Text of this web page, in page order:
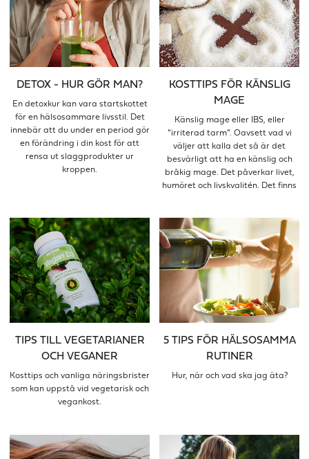
DETOX - HUR GÖR MAN?
En detoxkur kan vara startskottet
för en hälsosammare livsstil. Det
innebär att du under en period gör
en förändring i din kost för att
rensa ut slaggprodukter ur
kroppen.
KOSTTIPS FÖR KÄNSLIG
MAGE
Känslig mage eller IBS, eller
“irriterad tarm”. Oavsett vad vi
väljer att kalla det så är det
besvärligt att ha en känslig och
bråkig mage. Det påverkar livet,
humöret och livskvalitén. Det finns
vanligaste.
TIPS TILL VEGETARIANER
OCH VEGANER
Kosttips och vanliga näringsbrister
som kan uppstå vid vegetarisk och
vegankost.
5 TIPS FÖR HÄLSOSAMMA
RUTINER
Hur, när och vad ska jag äta?